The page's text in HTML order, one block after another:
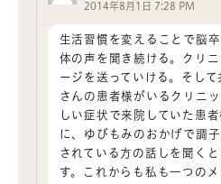
2014年8月1日 7:28 PM
生活習慣を変えることで脳
体の声を聞き続ける。クリ
ージを送っていける。そして
さんの患者様がいるクリニ
しい症状で来院していた患
に、ゆびもみのおかげで調
されている方の話しを聞く
す。これからも私も一つの